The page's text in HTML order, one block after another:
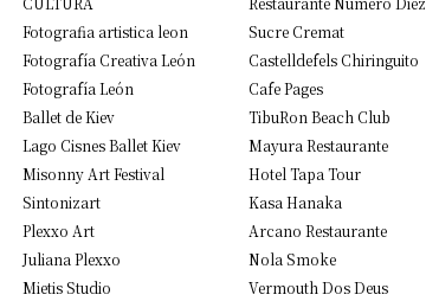
Fotografia artistica leon
Fotografía Creativa León
Fotografía León
Ballet de Kiev
Lago Cisnes Ballet Kiev
Misonny Art Festival
Sintonizart
Plexxo Art
Juliana Plexxo
Mietis Studio
Sucre Cremat
Castelldefels Chiringuito
Cafe Pages
TibuRon Beach Club
Mayura Restaurante
Hotel Tapa Tour
Kasa Hanaka
Arcano Restaurante
Nola Smoke
Vermouth Dos Deus